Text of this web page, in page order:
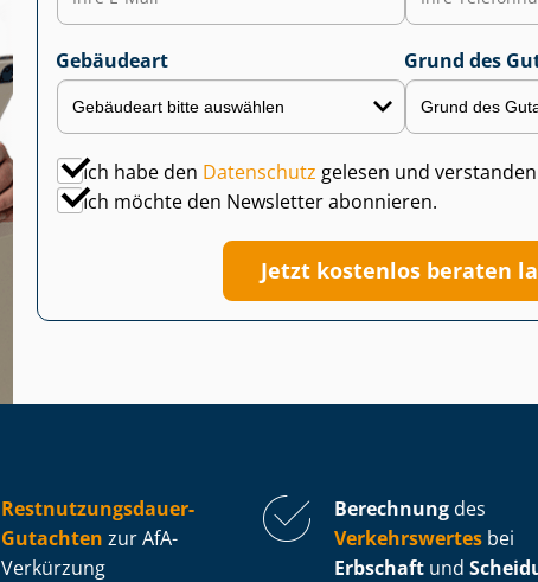
Gebäudeart Grund des
Ich habe den Datenschutz gelesen und
Ich möchte den Newsletter abonnieren.
Jetzt kostenlos beraten
Rest­nut­zungs­dau­er-
Gutachten zur AfA-
Verkürzung
Berechnung des
Verkehrswertes bei
Erbschaft und